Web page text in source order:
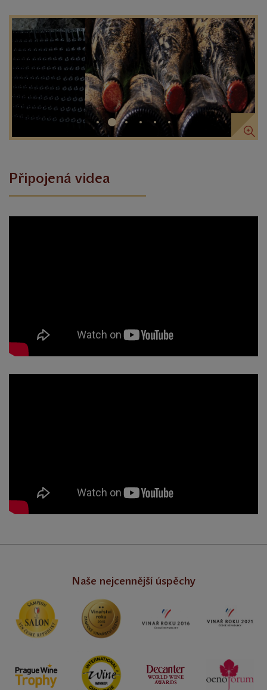
Připojená videa
Naše nejcennější úspěchy